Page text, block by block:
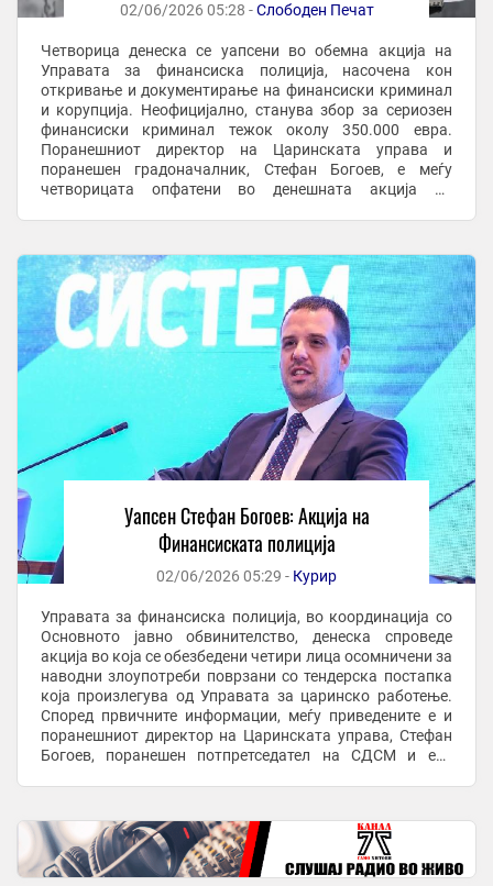
02/06/2026 05:28 -Слободен Печат
Четворица денеска се уапсени во обемна акција на
Управата за финансиска полиција, насочена кон
откривање и документирање на финансиски криминал
и корупција. Неофицијално, станува збор за сериозен
финансиски криминал тежок околу 350.000 евра.
Поранешниот директор на Царинската управа и
поранешен градоначалник, Стефан Богоев, е меѓу
четворицата опфатени во денешната акција на
Уапсен Стефан Богоев: Акција на
Финансиската полиција
02/06/2026 05:29 - Курир
Управата за финансиска полиција, во координација со
Основното јавно обвинителство, денеска спроведе
акција во која се обезбедени четири лица осомничени за
наводни злоупотреби поврзани со тендерска постапка
која произлегува од Управата за царинско работење.
Според првичните информации, меѓу приведените е и
поранешниот директор на Царинската управа, Стефан
Богоев, поранешен потпретседател на СДСМ и екс